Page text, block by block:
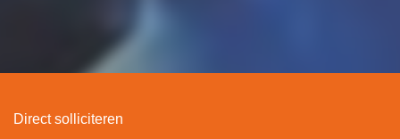
Direct solliciteren